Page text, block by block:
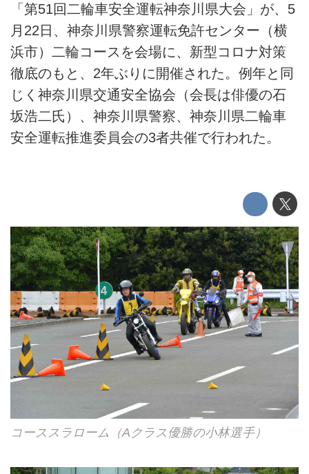
「第51回二輪車安全運転神奈川県大会」が、5
月22日、神奈川県警察運転免許センター（横
浜市）二輪コースを会場に、新型コロナ対策
徹底のもと、2年ぶりに開催された。例年と同
じく神奈川県交通安全協会（会長は俳優の石
坂浩二氏）、神奈川県警察、神奈川県二輪車
安全運転推進委員会の3者共催で行われた。
コーススラローム（Aクラス優勝の小林選手）